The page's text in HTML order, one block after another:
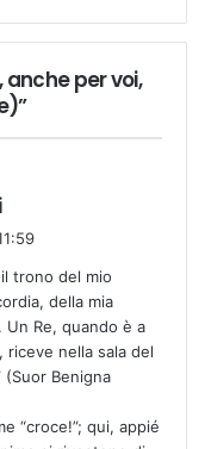
anche per voi,
e
t
t
trono del mio
della mia
Un Re, quando è a
riceve nella sala del
Benigna
“croce!”; qui, appié